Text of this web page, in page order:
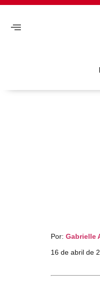
Por: Gabrielle
16 de abril de